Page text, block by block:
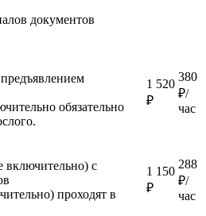
документов
обязательно
1 520
₽
380
₽/
час
включительно) с
проходят в
1 150
₽
288
₽/
час